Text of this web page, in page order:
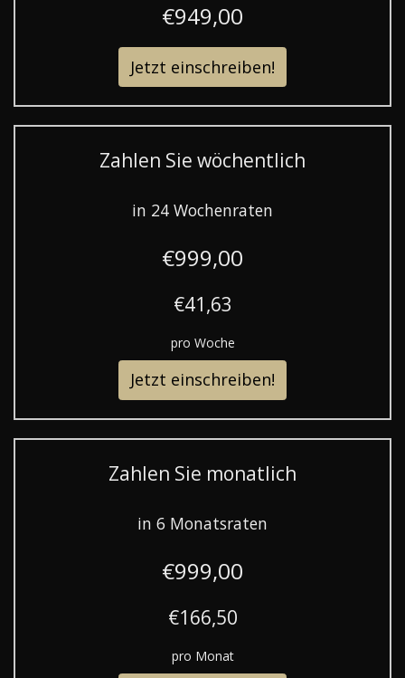
€949,00
Jetzt einschreiben!
Zahlen Sie wöchentlich
in 24 Wochenraten
€999,00
€41,63
pro Woche
Jetzt einschreiben!
Zahlen Sie monatlich
in 6 Monatsraten
€999,00
€166,50
pro Monat